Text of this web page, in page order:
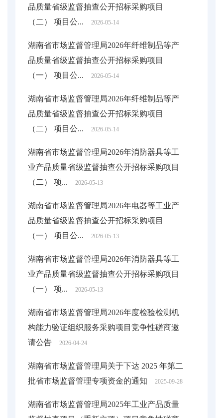
品质量省级监督抽查公开招标采购项目
（二） 项目公...
2026-05-14
湖南省市场监督管理局2026年纤维制品等产
品质量省级监督抽查公开招标采购项目
（一） 项目公...
2026-05-14
湖南省市场监督管理局2026年纤维制品等产
品质量省级监督抽查公开招标采购项目
（二） 项目公...
2026-05-14
湖南省市场监督管理局2026年消防器具等工
业产品质量省级监督抽查公开招标采购项目
（二） 项...
2026-05-13
湖南省市场监督管理局2026年电器等工业产
品质量省级监督抽查公开招标采购项目
（一） 项目公...
2026-05-13
湖南省市场监督管理局2026年消防器具等工
业产品质量省级监督抽查公开招标采购项目
（一） 项...
2026-05-13
湖南省市场监督管理局2026年度检验检测机
构能力验证组织服务采购项目竞争性磋商邀
请公告
2026-04-24
湖南省市场监督管理局关于下达 2025 年第二
批省市场监督管理专项资金的通知
2025-09-28
湖南省市场监督管理局2025年工业产品质量